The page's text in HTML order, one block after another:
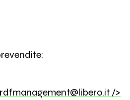
rdfmanagement@libero.it/>